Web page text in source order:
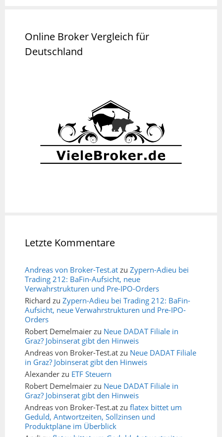
Online Broker Vergleich für
Deutschland
Letzte Kommentare
Andreas von Broker-Test.at zu Zypern-Adieu bei
Trading 212: BaFin-Aufsicht, neue
Verwahrstrukturen und Pre-IPO-Orders
Richard zu Zypern-Adieu bei Trading 212: BaFin-
Aufsicht, neue Verwahrstrukturen und Pre-IPO-
Orders
Robert Demelmaier zu Neue DADAT Filiale in
Graz? Jobinserat gibt den Hinweis
Andreas von Broker-Test.at zu Neue DADAT Filiale
in Graz? Jobinserat gibt den Hinweis
Alexander zu ETF Steuern
Robert Demelmaier zu Neue DADAT Filiale in
Graz? Jobinserat gibt den Hinweis
Andreas von Broker-Test.at zu flatex bittet um
Geduld, Antwortzeiten, Sollzinsen und
Produktpläne im Überblick